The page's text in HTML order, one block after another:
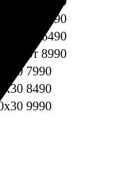
от 5990
от 6490
от 8990
7990
8490
9990